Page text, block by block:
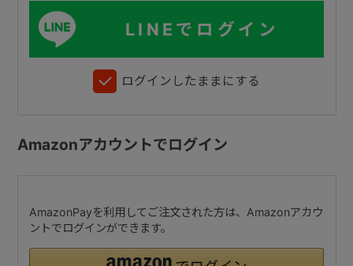
LINEでログイン
ログインしたままにする
Amazonアカウントでログイン
AmazonPayを利用してご注文された方は、Amazonアカウ
ントでログインができます。